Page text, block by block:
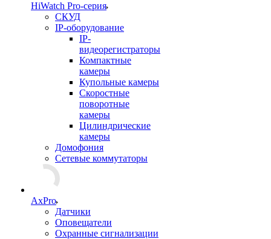
HiWatch Pro-серия
CКУД
IP-оборудование
IP-
видеорегистраторы
Компактные
камеры
Купольные камеры
Скоростные
поворотные
камеры
Цилиндрические
камеры
Домофония
Сетевые коммутаторы
AxPro
Датчики
Оповещатели
Охранные сигнализации